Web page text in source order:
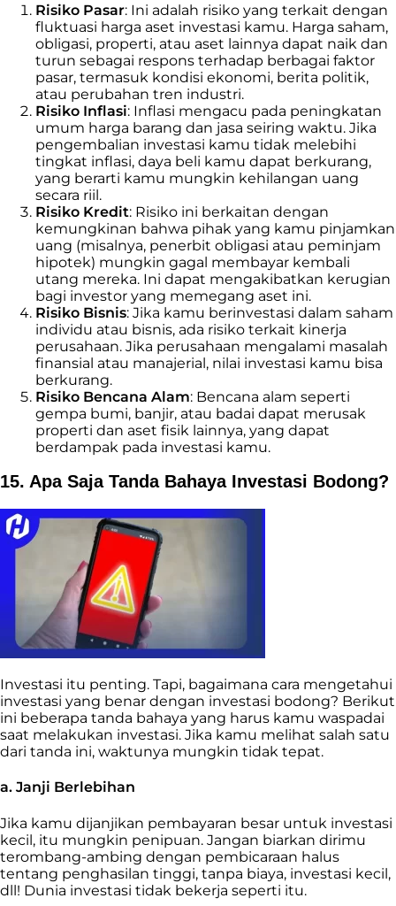
Risiko Pasar: Ini adalah risiko yang terkait dengan
fluktuasi harga aset investasi kamu. Harga saham,
obligasi, properti, atau aset lainnya dapat naik dan
turun sebagai respons terhadap berbagai faktor
pasar, termasuk kondisi ekonomi, berita politik,
atau perubahan tren industri.
Risiko Inflasi: Inflasi mengacu pada peningkatan
umum harga barang dan jasa seiring waktu. Jika
pengembalian investasi kamu tidak melebihi
tingkat inflasi, daya beli kamu dapat berkurang,
yang berarti kamu mungkin kehilangan uang
secara riil.
Risiko Kredit: Risiko ini berkaitan dengan
kemungkinan bahwa pihak yang kamu pinjamkan
uang (misalnya, penerbit obligasi atau peminjam
hipotek) mungkin gagal membayar kembali
utang mereka. Ini dapat mengakibatkan kerugian
bagi investor yang memegang aset ini.
Risiko Bisnis: Jika kamu berinvestasi dalam saham
individu atau bisnis, ada risiko terkait kinerja
perusahaan. Jika perusahaan mengalami masalah
finansial atau manajerial, nilai investasi kamu bisa
berkurang.
Risiko Bencana Alam: Bencana alam seperti
gempa bumi, banjir, atau badai dapat merusak
properti dan aset fisik lainnya, yang dapat
berdampak pada investasi kamu.
15. Apa Saja Tanda Bahaya Investasi Bodong?
Investasi itu penting. Tapi, bagaimana cara mengetahui
investasi yang benar dengan investasi bodong? Berikut
ini beberapa tanda bahaya yang harus kamu waspadai
saat melakukan investasi. Jika kamu melihat salah satu
dari tanda ini, waktunya mungkin tidak tepat.
a. Janji Berlebihan
Jika kamu dijanjikan pembayaran besar untuk investasi
kecil, itu mungkin penipuan. Jangan biarkan dirimu
terombang-ambing dengan pembicaraan halus
tentang penghasilan tinggi, tanpa biaya, investasi kecil,
dll! Dunia investasi tidak bekerja seperti itu.